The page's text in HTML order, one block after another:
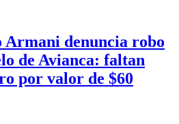
Armani denuncia robo
de Avianca: faltan
por valor de $60